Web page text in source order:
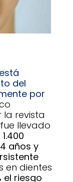
está
del
por
revista
fue llevado
años y
en dientes
el riesgo